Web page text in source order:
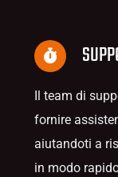
Il team di
fornire
aiutandoti a
in modo